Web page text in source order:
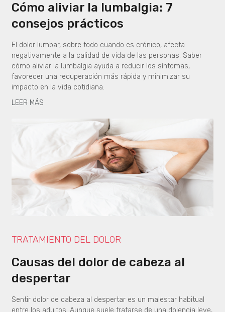
Cómo aliviar la lumbalgia: 7
consejos prácticos
El dolor lumbar, sobre todo cuando es crónico, afecta
negativamente a la calidad de vida de las personas. Saber
cómo aliviar la lumbalgia ayuda a reducir los síntomas,
favorecer una recuperación más rápida y minimizar su
impacto en la vida cotidiana.
LEER MÁS
TRATAMIENTO DEL DOLOR
Causas del dolor de cabeza al
despertar
Sentir dolor de cabeza al despertar es un malestar habitual
entre los adultos. Aunque suele tratarse de una dolencia leve,